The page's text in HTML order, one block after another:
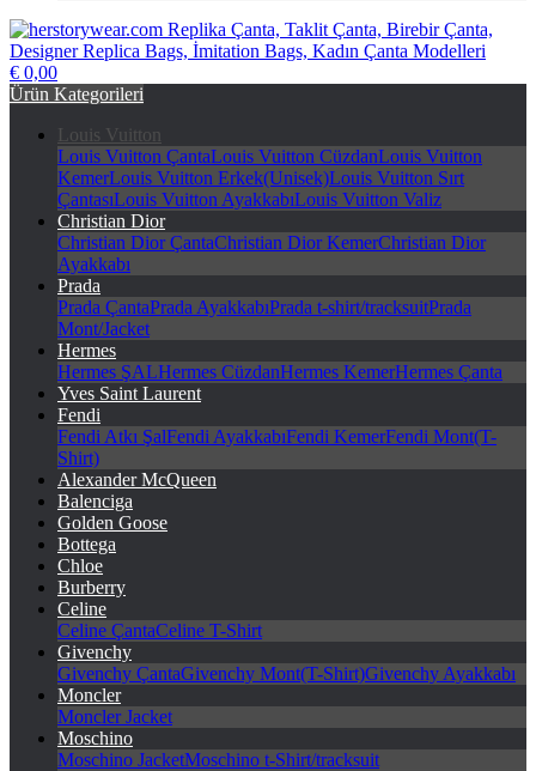
herstorywear.com Replika Çanta, Taklit Çanta, Birebir Çanta,
€ 0,00
Ürün Kategorileri
Louis Vuitton
Louis Vuitton ÇantaLouis Vuitton CüzdanLouis Vuitton
KemerLouis Vuitton Erkek(Unisek)Louis Vuitton Sırt
ÇantasıLouis Vuitton AyakkabıLouis Vuitton Valiz
Christian Dior
Christian Dior ÇantaChristian Dior KemerChristian Dior
Ayakkabı
Prada
Prada ÇantaPrada AyakkabıPrada t-shirt/tracksuitPrada
Mont/Jacket
Hermes
Hermes ŞALHermes CüzdanHermes KemerHermes Çanta
Yves Saint Laurent
Fendi
Fendi Atkı ŞalFendi AyakkabıFendi KemerFendi Mont(T-
Shirt)
Alexander McQueen
Balenciga
Golden Goose
Bottega
Chloe
Burberry
Celine
Celine ÇantaCeline T-Shirt
Givenchy
Givenchy ÇantaGivenchy Mont(T-Shirt)Givenchy Ayakkabı
Moncler
Moncler Jacket
Moschino
Moschino JacketMoschino t-Shirt/tracksuit